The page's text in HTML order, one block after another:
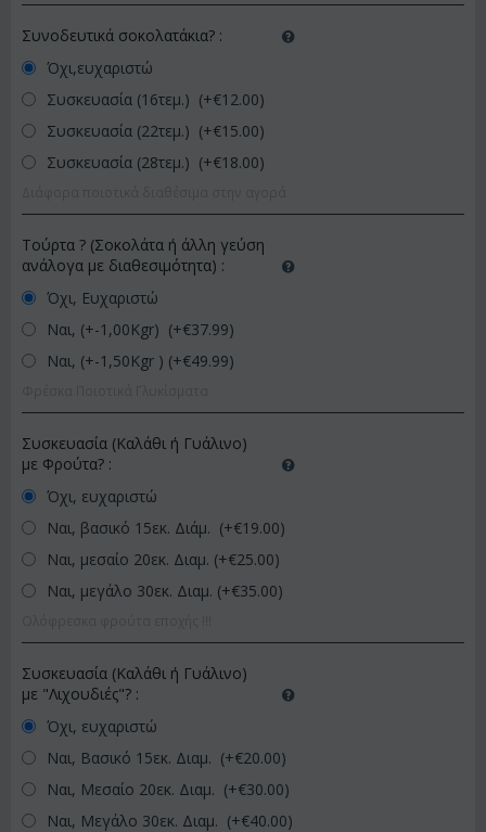
Συνοδευτικά σοκολατάκια? :
Όχι,ευχαριστώ
Συσκευασία (16τεμ.) (+€12.00)
Συσκευασία (22τεμ.) (+€15.00)
Συσκευασία (28τεμ.) (+€18.00)
Τούρτα ? (Σοκολάτα ή άλλη γεύση
ανάλογα με διαθεσιμότητα) :
Όχι, Ευχαριστώ
Ναι, (+-1,00Kgr) (+€37.99)
Ναι, (+-1,50Kgr ) (+€49.99)
Συσκευασία (Καλάθι ή Γυάλινο)
με Φρούτα? :
Όχι, ευχαριστώ
Ναι, βασικό 15εκ. Διάμ. (+€19.00)
Ναι, μεσαίο 20εκ. Διαμ. (+€25.00)
Ναι, μεγάλο 30εκ. Διαμ. (+€35.00)
Συσκευασία (Καλάθι ή Γυάλινο)
με "Λιχουδιές"? :
Όχι, ευχαριστώ
Ναι, Βασικό 15εκ. Διαμ. (+€20.00)
Ναι, Μεσαίο 20εκ. Διαμ. (+€30.00)
Ναι, Μεγάλο 30εκ. Διαμ. (+€40.00)